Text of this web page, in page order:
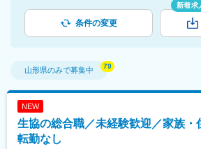
条件の変更
新着求
山形県のみで募集中
NEW
生協の総合職／未経験歓迎／家族・
転勤なし